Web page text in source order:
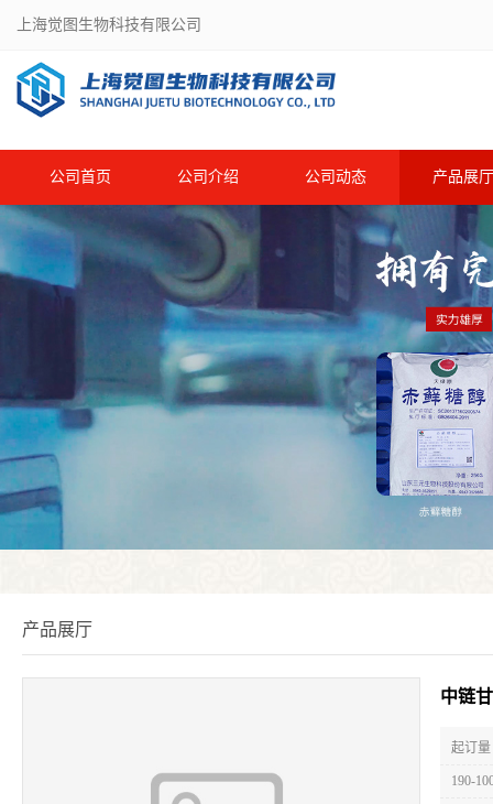
上海觉图生物科技有限公司
公司首页 公司介绍 公司动态 产品展厅
产品展厅
中链
起订
190-